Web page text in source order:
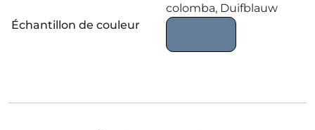
colomba, Duifblauw
Échantillon de couleur